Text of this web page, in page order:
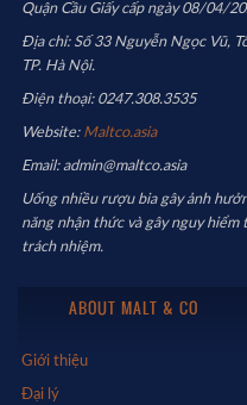
Quận Cầu Giấy cấp ngày 08/04/
Địa chỉ: Số 33 Nguyễn Ngọc Vũ,
TP. Hà Nội.
Điện thoại: 0247.308.3535
Website: Maltco.asia
Email: admin@maltco.asia
Uống nhiều rượu bia gây ảnh
năng nhận thức và gây nguy
trách nhiệm.
ABOUT MALT & CO
Giới thiệu
Đại lý